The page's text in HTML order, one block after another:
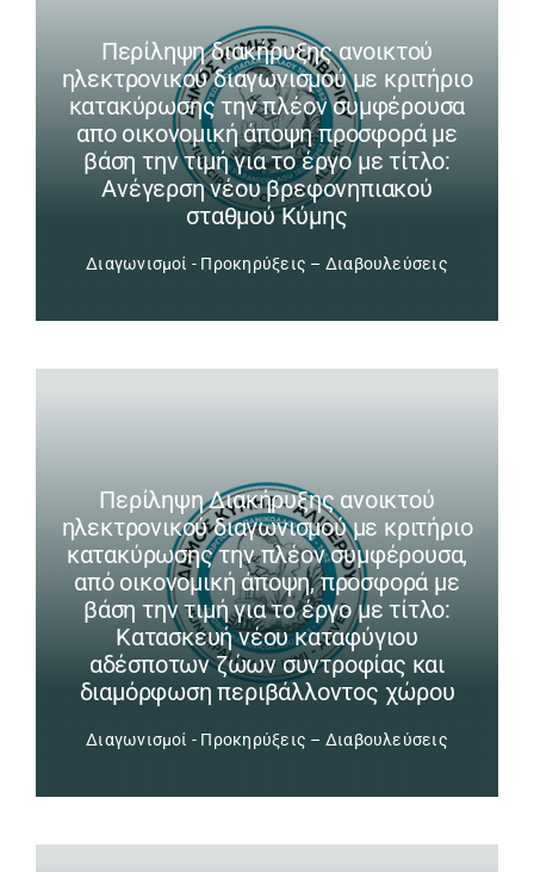
Περίληψη διακήρυξης ανοικτού
ηλεκτρονικού διαγωνισμού με κριτήριο
κατακύρωσης την πλέον συμφέρουσα
απο οικονομική άποψη προσφορά με
βάση την τιμή για το έργο με τίτλο:
Ανέγερση νέου βρεφονηπιακού
σταθμού Κύμης
Διαγωνισμοί - Προκηρύξεις – Διαβουλεύσεις
Περίληψη Διακήρυξης ανοικτού
ηλεκτρονικού διαγωνισμού με κριτήριο
κατακύρωσης την πλέον συμφέρουσα,
από οικονομική άποψη, προσφορά με
βάση την τιμή για το έργο με τίτλο:
Κατασκευή νέου καταφύγιου
αδέσποτων ζώων συντροφίας και
διαμόρφωση περιβάλλοντος χώρου
Διαγωνισμοί - Προκηρύξεις – Διαβουλεύσεις